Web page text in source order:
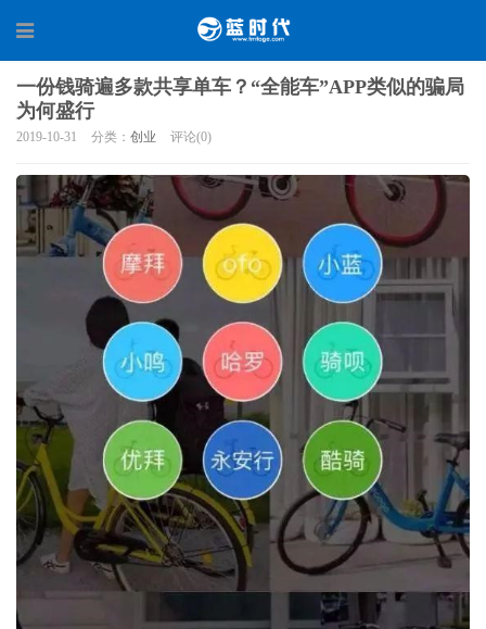
一份钱骑遍多款共享单车？“全能车”APP类似的骗局
为何盛行
2019-10-31 分类： 创业 评论(0)